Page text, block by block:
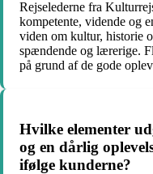
Rejselederne fra
kompetente, vidende og
viden om kultur, historie
spændende og lærerige.
på grund af de gode
Hvilke elementer
og en dårlig
ifølge kunderne?